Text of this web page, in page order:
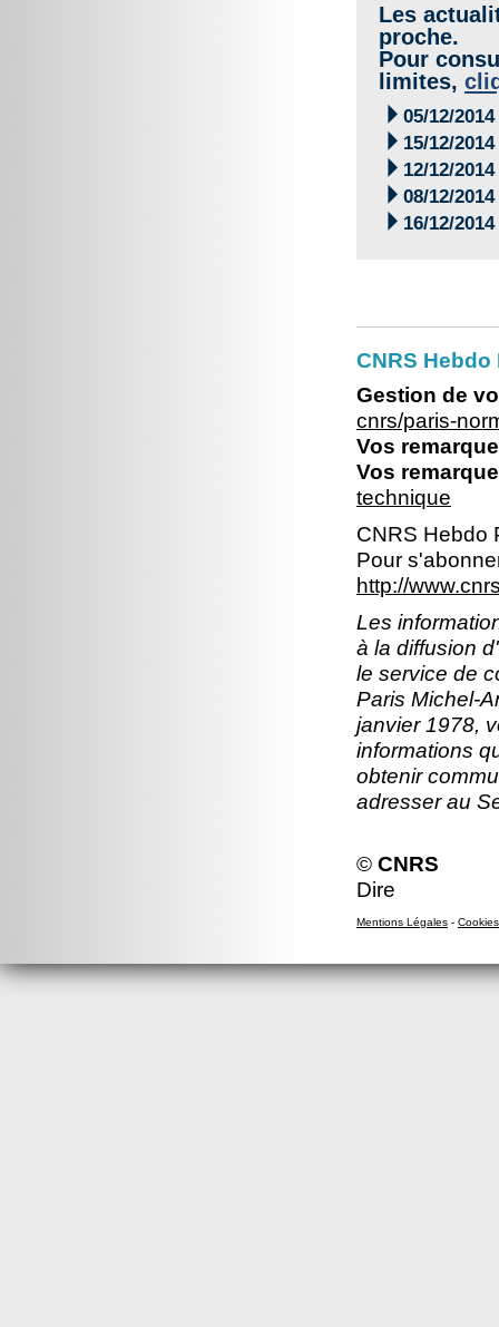
Les
proche.
Pour
limites,
 05/12/2014
 15/12/2014
 12/12/2014
 08/12/2014
 16/12/2014
CNRS
Gestion de
cnrs/paris-
Vos
Vos
technique
CNRS Hebdo
Pour
http://
Les
à la diffusion
le service de
Paris Michel-
janvier 1978,
informations
obtenir
adresser au
© CNRS
Dire
Mentions Légales - Cookies